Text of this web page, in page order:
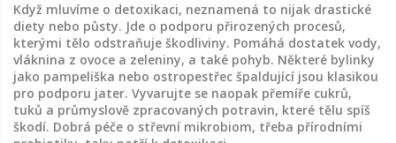
Když mluvíme o detoxikaci, neznamená to nijak drastické
diety nebo půsty. Jde o podporu přirozených procesů,
kterými tělo odstraňuje škodliviny. Pomáhá dostatek vody,
vláknina z ovoce a zeleniny, a také pohyb. Některé bylinky
jako pampeliška nebo ostropestřec špaldující jsou klasikou
pro podporu jater. Vyvarujte se naopak přemíře cukrů,
tuků a průmyslově zpracovaných potravin, které tělu spíš
škodí. Dobrá péče o střevní mikrobiom, třeba přírodními